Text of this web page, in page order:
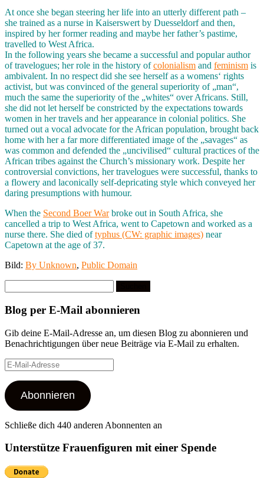
At once she began steering her life into an utterly different path –
she trained as a nurse in Kaiserswert by Duesseldorf and then,
inspired by her former reading and maybe her father’s pastime,
travelled to West Africa.
In the following years she became a successful and popular author
of travelogues; her role in the history ofcolonialism and feminism is
ambivalent. In no respect did she see herself as a womens‘ rights
activist, but was convinced of the general superiority of „man“,
much the same the superiority of the „whites“ over Africans. Still,
she did not let herself be constricted by the expectations towards
women in her travels and her appearance in colonial politics. She
turned out a vocal advocate for the African population, brought back
home with her a far more differentiated image of the „savages“ as
was common and defended the „uncivilised“ cultural practices of the
African tribes against the Church’s missionary work. Despite her
controversial convictions, her travelogues were successful, thanks to
a flowery and laconically self-depricating style which conveyed her
daring presumptions with humour.
When the Second Boer Warbroke out in South Africa, she
cancelled a trip to West Africa, went to Capetown and worked as a
nurse there. She died oftyphus (CW: graphic images) near
Capetown at the age of 37.
Bild: By Unknown, Public Domain
nach:
Blog per E-Mail abonnieren
Gib deine E-Mail-Adresse an, um diesen Blog zu abonnieren und
Benachrichtigungen über neue Beiträge via E-Mail zu erhalten.
E-
Mail-
Adresse
Abonnieren
Schließe dich 440 anderen Abonnenten an
Unterstütze Frauenfiguren mit einer Spende